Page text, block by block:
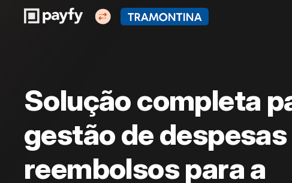
Solução completa
gestão de despesas
reembolsos para a